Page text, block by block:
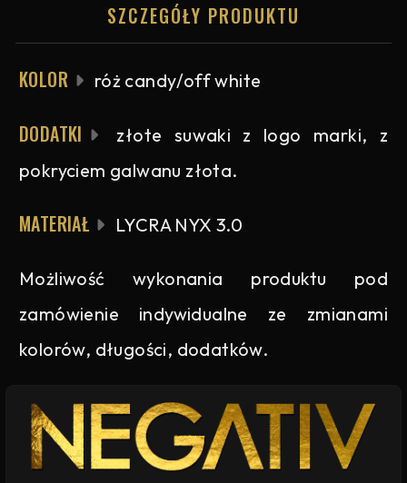
SZCZEGÓŁY PRODUKTU
KOLOR róż candy/off white
DODATKI
złote suwaki z logo marki, z
pokryciem galwanu złota.
MATERIAŁ LYCRA NYX 3.0
Możliwość wykonania produktu pod
zamówienie indywidualne ze zmianami
kolorów, długości, dodatków.